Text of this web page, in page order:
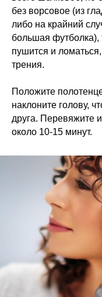
без ворсовое (из
либо на крайний
большая футболка),
пушится и
трения.
Положите
наклоните голову,
друга. Перевяжите
около 10-15 минут.